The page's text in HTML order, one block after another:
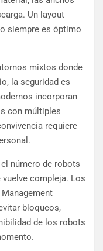
Un layout
siempre es óptimo
mixtos donde
la seguridad es
incorporan
con múltiples
requiere
número de robots
compleja. Los
bloqueos,
de los robots